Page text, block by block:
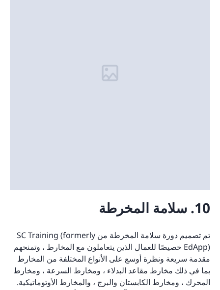
10. سلامة المخرطة
تم تصميم دورة سلامة المخرطة من SC Training (formerly
EdApp) خصيصًا للعمال الذين يتعاملون مع المخارط ، وتمنحهم
مقدمة سريعة ونظرة أوسع على الأنواع المختلفة من المخارط
بما في ذلك مخارط مقاعد البدلاء ، ومخارط السرعة ، ومخارط
المحرك ، ومخارط الكابستان والبرج ، والمخارط الأوتوماتيكية.